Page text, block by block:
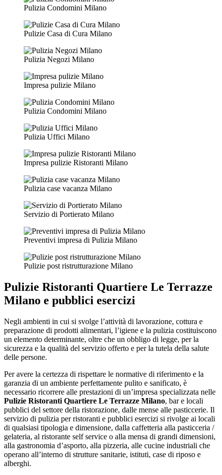
Pulizia Condomini Milano
Pulizie Casa di Cura Milano
Pulizia Negozi Milano
Impresa pulizie Milano
Pulizia Condomini Milano
Pulizia Uffici Milano
Impresa pulizie Ristoranti Milano
Pulizia case vacanza Milano
Servizio di Portierato Milano
Preventivi impresa di Pulizia Milano
Pulizie post ristrutturazione Milano
Pulizie Ristoranti Quartiere Le Terrazze
Milano e pubblici esercizi
Negli ambienti in cui si svolge l’attività di lavorazione, cottura e
preparazione di prodotti alimentari, l’igiene e la pulizia costituiscono
un elemento determinante, oltre che un obbligo di legge, per la
sicurezza e la qualità del servizio offerto e per la tutela della salute
delle persone.
Per avere la certezza di rispettare le normative di riferimento e la
garanzia di un ambiente perfettamente pulito e sanificato, è
necessario ricorrere alle prestazioni di un’impresa specializzata nelle
Pulizie Ristoranti Quartiere Le Terrazze Milano, bar e locali
pubblici del settore della ristorazione, dalle mense alle pasticcerie. Il
servizio di pulizia per ristoranti e pubblici esercizi si rivolge ai locali
di qualsiasi tipologia e dimensione, dalla caffetteria alla pasticceria /
gelateria, al ristorante self service o alla mensa di grandi dimensioni,
alla gastronomia d’asporto, alla pizzeria, alle cucine industriali che
operano all’interno di strutture sanitarie, istituti, case di riposo e
alberghi.